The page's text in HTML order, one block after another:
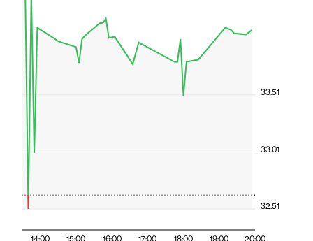
14:00 15:00 16:00 17:00 18:00 19:00 20:00
32.51
33.01
33.51